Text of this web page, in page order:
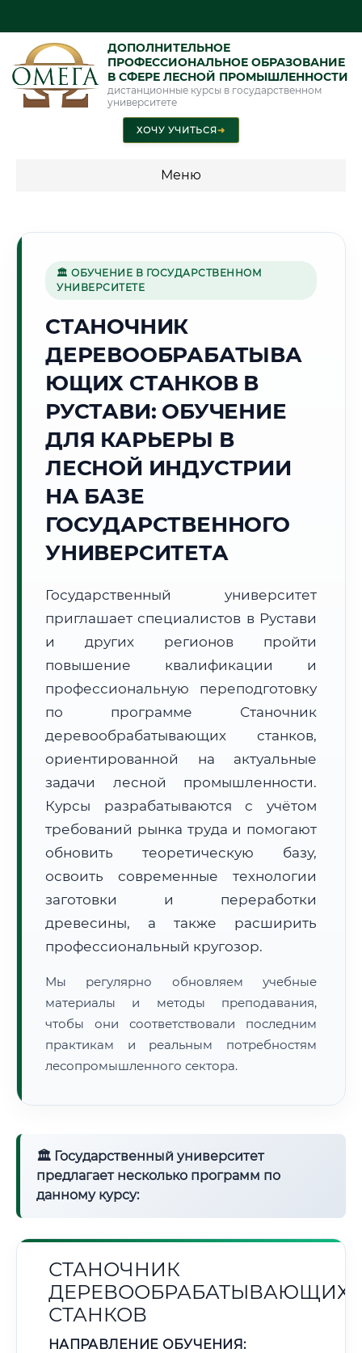
ДОПОЛНИТЕЛЬНОЕ
ПРОФЕССИОНАЛЬНОЕ ОБРАЗОВАНИЕ
В СФЕРЕ ЛЕСНОЙ ПРОМЫШЛЕННОСТИ
дистанционные курсы в государственном
университете
ХОЧУ УЧИТЬСЯ➜
Меню
промышленность"
🏭
Г. РУСТАВИ
Точное местное время:
22:23:26
Пятница, 7 Августа
+29°C Преимущественно ясно
🌅 Восход: 06:00
Световой день:14 ч. 10 мин.
Субъект:
Грузия
Тел. код:
+995 (341)
Почтовые индексы:
3700–3710
🗺️ Зона обслуживания: г. Рустави
Расчет логистики оригиналов:
• Маршрут транзита:
~3 129 км
• Экспресс-доставка СДЭК / Почтой: 4–6 рабочих дней
🔍 Нажмите на документ для увеличения и просмотра
🏛 ОБУЧЕНИЕ В ГОСУДАРСТВЕННОМ
УНИВЕРСИТЕТЕ
СТАНОЧНИК
ДЕРЕВООБРАБАТЫВА
ЮЩИХ СТАНКОВ В
РУСТАВИ: ОБУЧЕНИЕ
ДЛЯ КАРЬЕРЫ В
ЛЕСНОЙ ИНДУСТРИИ
НА БАЗЕ
ГОСУДАРСТВЕННОГО
УНИВЕРСИТЕТА
Государственный университет
приглашает специалистов в Рустави
и других регионов пройти
повышение квалификации и
профессиональную переподготовку
по программе Станочник
деревообрабатывающих станков,
ориентированной на актуальные
задачи лесной промышленности.
Курсы разрабатываются с учётом
требований рынка труда и помогают
обновить теоретическую базу,
освоить современные технологии
заготовки и переработки
древесины, а также расширить
профессиональный кругозор.
Мы регулярно обновляем учебные
материалы и методы преподавания,
чтобы они соответствовали последним
практикам и реальным потребностям
лесопромышленного сектора.
🏛 Государственный университет
предлагает несколько программ по
данному курсу:
СТАНОЧНИК
ДЕРЕВООБРАБАТЫВАЮЩИХ
СТАНКОВ
НАПРАВЛЕНИЕ ОБУЧЕНИЯ: